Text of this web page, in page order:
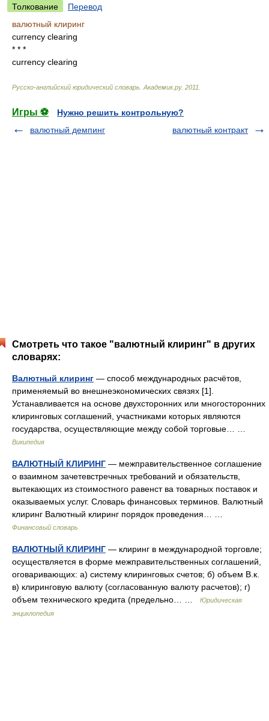
Толкование
Перевод
валютный клиринг
currency clearing
* * *
currency clearing
Русско-английский юридический словарь Академик.ру. 2011
Игры ⚽
Нужно решить контрольную?
валютный демпинг
валютный контракт
Смотреть что такое "валютный клиринг" в других
словарях:
Валютный клиринг — способ международных расчётов,
применяемый во внешнеэкономических связях [1].
Устанавливается на основе двухсторонних или многосторонних
клиринговых соглашений, участниками которых являются
государства, осуществляющие между собой торговые… …
Википедия
ВАЛЮТНЫЙ КЛИРИНГ — межправительственное соглашение
о взаимном зачетевстречных требований и обязательств,
вытекающих из стоимостного равенст ва товарных поставок и
оказываемых услуг. Словарь финансовых терминов. Валютный
клиринг Валютный клиринг порядок проведения… …
Финансовый словарь
ВАЛЮТНЫЙ КЛИРИНГ — клиринг в международной торговле;
осуществляется в форме межправительственных соглашений,
оговаривающих: а) систему клиринговых счетов; б) объем В.к.
в) клиринговую валюту (согласованную валюту расчетов); г)
объем технического кредита (предельно… …
Юридическая
энциклопедия